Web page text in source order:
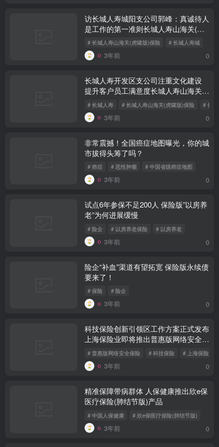
访长城人寿城阳支公司郭峰：真诚待人
是工作的第一准则长城人寿山海关(虎
啸版)保险
# 长城人寿山海关(虎啸版)保险 # 长城人寿城
3年前 0
长城人寿开发区支公司注重文化建设
提升客户员工满意度长城人寿山海关
(虎啸版)保险
# 长城人寿 # 长城人寿山海关(虎啸版)保险 # 长
3年前 0
非常震撼！全国癌症地图曝光，你的城
市拔得头筹了吗？
# 癌症 # 恶性肿瘤 # 中国省级癌症地图
3年前 0
试点6年参保不足200人 保险版”以房养
老”为何进展缓慢
# 险企 # 以房养老保险 # 以房养老
3年前 0
险企“补血”渠道有望拓宽 保险版永续债
要来了！
# 保险 # 险企
3年前 0
科技保险创新引领区工作方案正式发布
上海保险业即将推出普惠版网络安全保
险
# 普惠版网络安全保险 # 科技保险 # 上海保险业
3年前 0
精准保障带病群体 人保健康推出欣e保
医疗保险(肺结节版)产品
# 中国人保健康 # 欣e保医疗保险(肺结节版)
3年前 0